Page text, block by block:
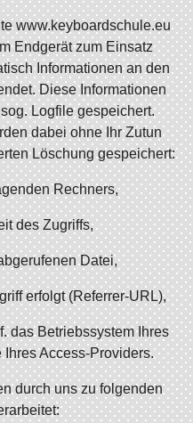
www.keyboardschule.eu
Endgerät zum Einsatz
Informationen an den
Diese Informationen
Logfile gespeichert.
dabei ohne Ihr Zutun
Löschung gespeichert:
Rechners,
des Zugriffs,
Datei,
erfolgt (Referrer-URL),
das Betriebssystem Ihres
Access-Providers.
durch uns zu folgenden